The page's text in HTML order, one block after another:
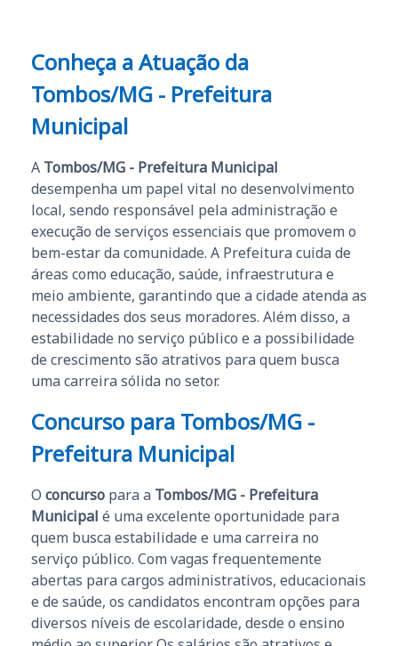
Conheça a Atuação da
Tombos/MG - Prefeitura
Municipal
A Tombos/MG - Prefeitura Municipal
desempenha um papel vital no desenvolvimento
local, sendo responsável pela administração e
execução de serviços essenciais que promovem o
bem-estar da comunidade. A Prefeitura cuida de
áreas como educação, saúde, infraestrutura e
meio ambiente, garantindo que a cidade atenda as
necessidades dos seus moradores. Além disso, a
estabilidade no serviço público e a possibilidade
de crescimento são atrativos para quem busca
uma carreira sólida no setor.
Concurso para Tombos/MG -
Prefeitura Municipal
O concurso para a Tombos/MG - Prefeitura
Municipal é uma excelente oportunidade para
quem busca estabilidade e uma carreira no
serviço público. Com vagas frequentemente
abertas para cargos administrativos, educacionais
e de saúde, os candidatos encontram opções para
diversos níveis de escolaridade, desde o ensino